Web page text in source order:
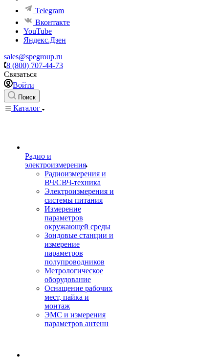
Telegram
Вконтакте
YouTube
Яндекс.Дзен
sales@spegroup.ru
8 (800) 707-44-73
Связаться
Войти
Поиск
Каталог
Радио и
электроизмерения
Радиоизмерения и
ВЧ/СВЧ-техника
Электроизмерения и
системы питания
Измерение
параметров
окружающей среды
Зондовые станции и
измерение
параметров
полупроводников
Метрологическое
оборудование
Оснащение рабочих
мест, пайка и
монтаж
ЭМС и измерения
параметров антенн